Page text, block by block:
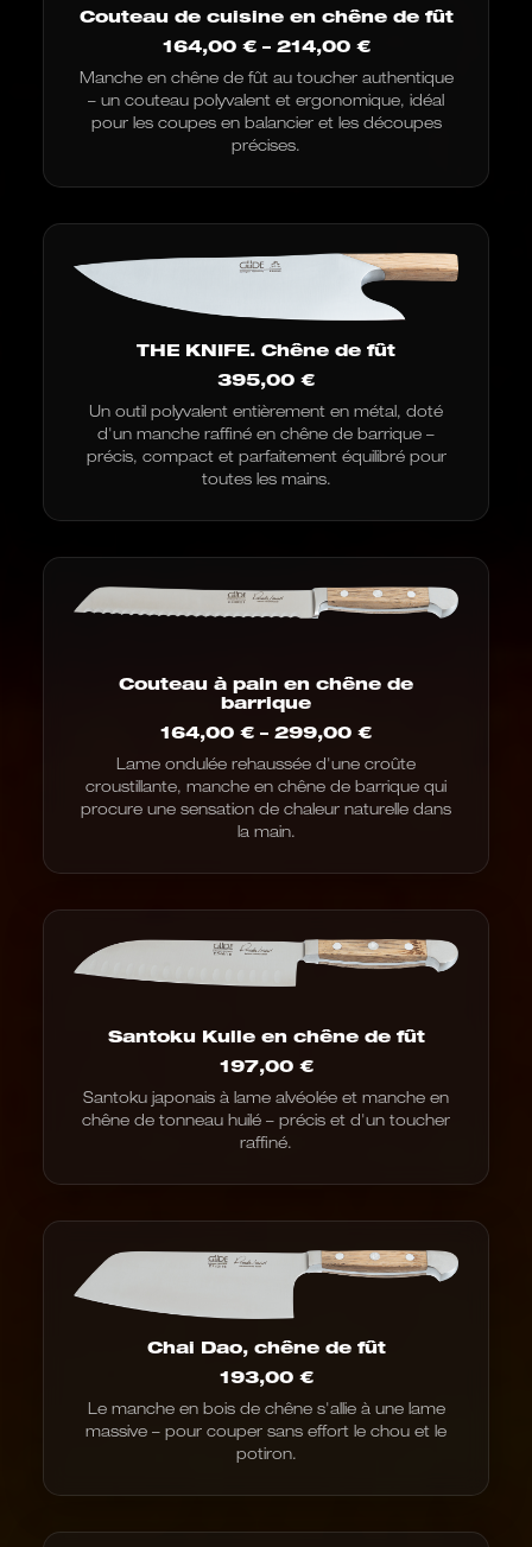
Couteau de cuisine en chêne de fût
164,00 € – 214,00 €Fourchette
prix
:
de
Manche en chêne de fût au toucher authentique
– un couteau polyvalent et ergonomique, idéal
pour les coupes en balancier et les découpes
précises.
THE KNIFE. Chêne de fût
395,00 €
Un outil polyvalent entièrement en métal, doté
d'un manche raffiné en chêne de barrique –
précis, compact et parfaitement équilibré pour
toutes les mains.
Couteau à pain en chêne de
barrique
164,00 € – 299,00 €Fourchette
prix
:
de
Lame ondulée rehaussée d'une croûte
croustillante, manche en chêne de barrique qui
procure une sensation de chaleur naturelle dans
la main.
Santoku Kulle en chêne de fût
197,00 €
Santoku japonais à lame alvéolée et manche en
chêne de tonneau huilé – précis et d'un toucher
raffiné.
Chai Dao, chêne de fût
193,00 €
Le manche en bois de chêne s'allie à une lame
massive – pour couper sans effort le chou et le
potiron.